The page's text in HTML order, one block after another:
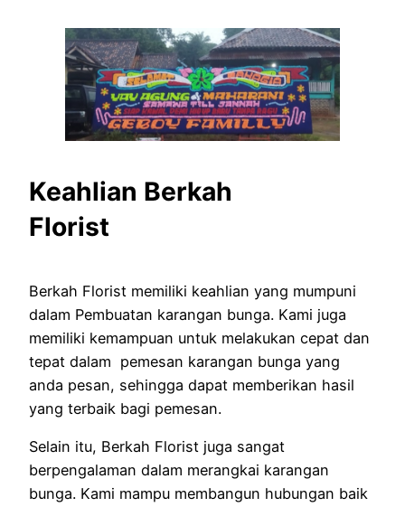
Keahlian Berkah
Florist
Berkah Florist memiliki keahlian yang mumpuni
dalam Pembuatan karangan bunga. Kami juga
memiliki kemampuan untuk melakukan cepat dan
tepat dalam pemesan karangan bunga yang
anda pesan, sehingga dapat memberikan hasil
yang terbaik bagi pemesan.
Selain itu, Berkah Florist juga sangat
berpengalaman dalam merangkai karangan
bunga. Kami mampu membangun hubungan baik